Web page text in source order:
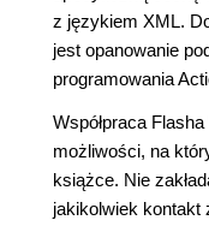
z językiem XML.
jest opanowanie
programowania
Współpraca
możliwości, na
książce. Nie
jakikolwiek